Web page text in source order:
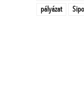
pályázat